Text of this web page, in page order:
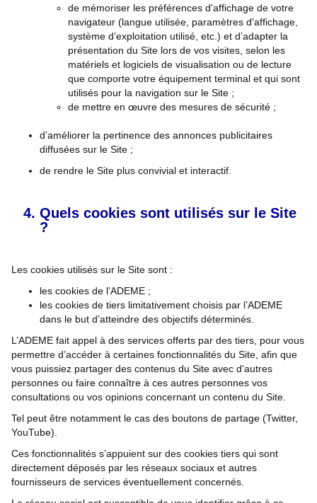
de mémoriser les préférences d'affichage de votre
navigateur (langue utilisée, paramètres d'affichage,
système d’exploitation utilisé, etc.) et d’adapter la
présentation du Site lors de vos visites, selon les
matériels et logiciels de visualisation ou de lecture
que comporte votre équipement terminal et qui sont
utilisés pour la navigation sur le Site ;
de mettre en œuvre des mesures de sécurité ;
d’améliorer la pertinence des annonces publicitaires
diffusées sur le Site ;
de rendre le Site plus convivial et interactif.
Quels cookies sont utilisés sur le Site
?
Les cookies utilisés sur le Site sont :
les cookies de l’ADEME ;
les cookies de tiers limitativement choisis par l’ADEME
dans le but d’atteindre des objectifs déterminés.
L’ADEME fait appel à des services offerts par des tiers, pour vous
permettre d’accéder à certaines fonctionnalités du Site, afin que
vous puissiez partager des contenus du Site avec d'autres
personnes ou faire connaître à ces autres personnes vos
consultations ou vos opinions concernant un contenu du Site.
Tel peut être notamment le cas des boutons de partage (Twitter,
YouTube).
Ces fonctionnalités s’appuient sur des cookies tiers qui sont
directement déposés par les réseaux sociaux et autres
fournisseurs de services éventuellement concernés.